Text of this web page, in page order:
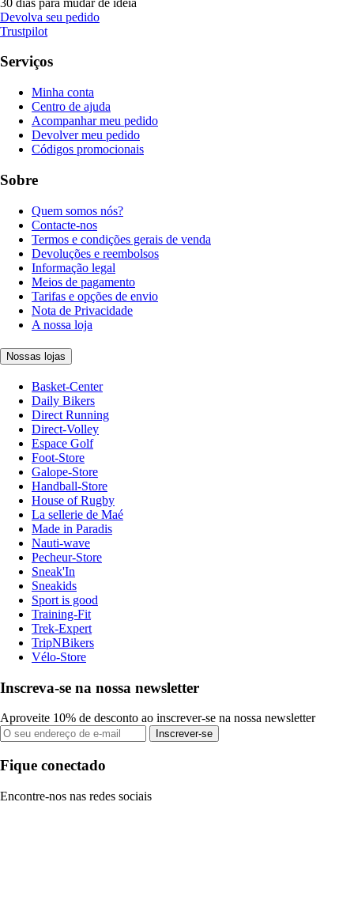
Devolva seu pedido
Trustpilot
Serviços
Minha conta
Centro de ajuda
Acompanhar meu pedido
Devolver meu pedido
Códigos promocionais
Sobre
Quem somos nós?
Contacte-nos
Termos e condições gerais de venda
Devoluções e reembolsos
Informação legal
Meios de pagamento
Tarifas e opções de envio
Nota de Privacidade
A nossa loja
Nossas lojas
Basket-Center
Daily Bikers
Direct Running
Direct-Volley
Espace Golf
Foot-Store
Galope-Store
Handball-Store
House of Rugby
La sellerie de Maé
Made in Paradis
Nauti-wave
Pecheur-Store
Sneak'In
Sneakids
Sport is good
Training-Fit
Trek-Expert
TripNBikers
Vélo-Store
Inscreva-se na nossa newsletter
Aproveite 10% de desconto ao inscrever-se na nossa newsletter
Inscrever-se
Fique conectado
Encontre-nos nas redes sociais